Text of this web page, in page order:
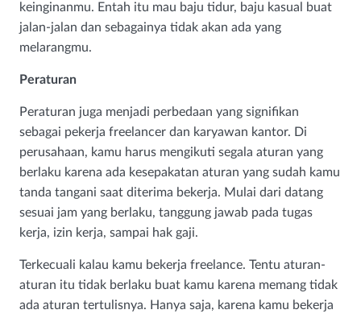
keinginanmu. Entah itu mau baju tidur, baju kasual buat
jalan-jalan dan sebagainya tidak akan ada yang
melarangmu.
Peraturan
Peraturan juga menjadi perbedaan yang signifikan
sebagai pekerja freelancer dan karyawan kantor. Di
perusahaan, kamu harus mengikuti segala aturan yang
berlaku karena ada kesepakatan aturan yang sudah kamu
tanda tangani saat diterima bekerja. Mulai dari datang
sesuai jam yang berlaku, tanggung jawab pada tugas
kerja, izin kerja, sampai hak gaji.
Terkecuali kalau kamu bekerja freelance. Tentu aturan-
aturan itu tidak berlaku buat kamu karena memang tidak
ada aturan tertulisnya. Hanya saja, karena kamu bekerja